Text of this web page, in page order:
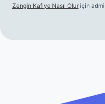
Zengin Kafiye Nasıl Olur için